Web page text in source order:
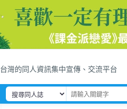
台灣的同人資訊集中宣傳、交流平台